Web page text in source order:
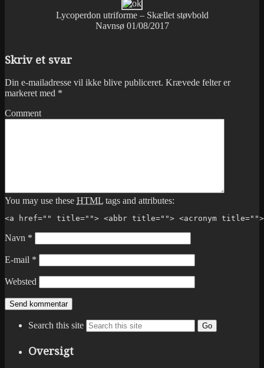
Lycoperdon utriforme – Skællet støvbold
Navnsø 01/08/2017
Skriv et svar
Din e-mailadresse vil ikke blive publiceret. Krævede felter er
markeret med *
Comment
You may use these HTML tags and attributes:
<a href="" title=""> <abbr title=""> <acronym title="">
Navn *
E-mail *
Websted
Search this site Go
Oversigt